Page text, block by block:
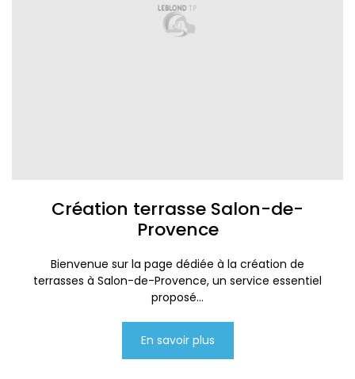
Création terrasse Salon-de-
Provence
Bienvenue sur la page dédiée à la création de
terrasses à Salon-de-Provence, un service essentiel
proposé...
En savoir plus